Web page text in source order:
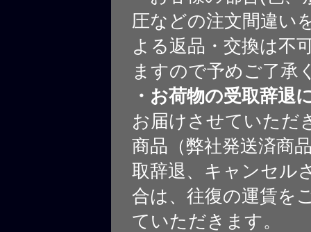
圧などの注文間違い
よる返品・交換は不
ますので予めご了承
・お荷物の受取辞退
お届けさせていただ
商品（弊社発送済商
取辞退、キャンセル
合は、往復の運賃を
ていただきます。